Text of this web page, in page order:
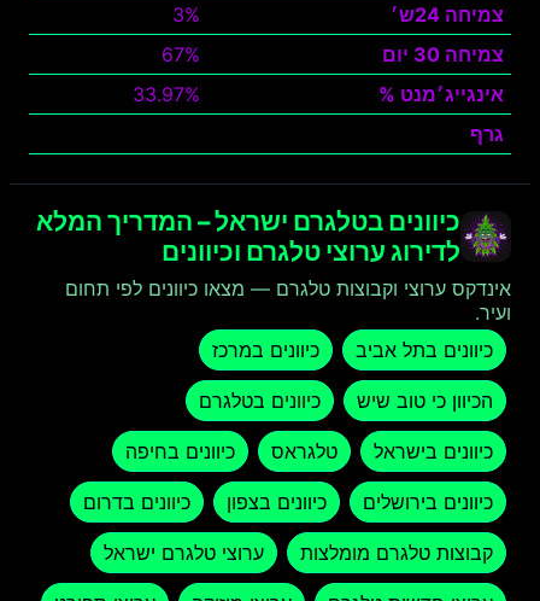
צמיחה 24ש׳
3%
צמיחה 30 יום
67%
אינגייג׳מנט %
33.97%
גרף
כיוונים בטלגרם ישראל – המדריך המלא
לדירוג ערוצי טלגרם וכיוונים
אינדקס ערוצי וקבוצות טלגרם — מצאו כיוונים לפי תחום
ועיר.
כיוונים בתל אביב
כיוונים במרכז
הכיוון כי טוב שיש כיוונים בטלגרם
כיוונים בישראל טלגראס כיוונים בחיפה
כיוונים בירושלים כיוונים בצפון כיוונים בדרום
קבוצות טלגרם מומלצות ערוצי טלגרם ישראל